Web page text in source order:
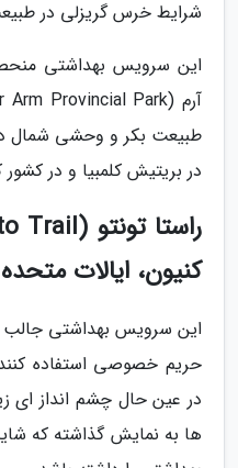
شرایط خرس گریزلی در
این سرویس بهداشتی
در بریتیش کلمبیا و در
کنیون، ایالات متحده
این سرویس بهداشتی جالب
حریم خصوصی استفاده
در عین حال چشم انداز ای
ها به نمایش گذاشته که